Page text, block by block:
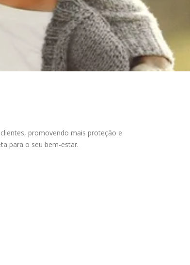
promovendo mais proteção e
para o seu bem-estar.